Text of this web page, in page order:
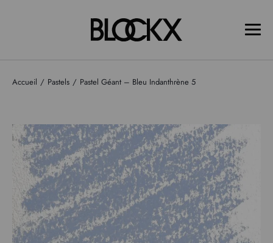
Accueil Pastels Pastel Géant – Bleu Indanthrène 5